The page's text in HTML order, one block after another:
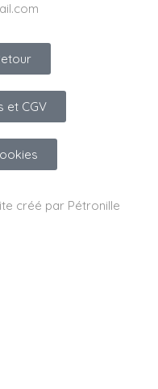
et CGV
créé par Pétronille